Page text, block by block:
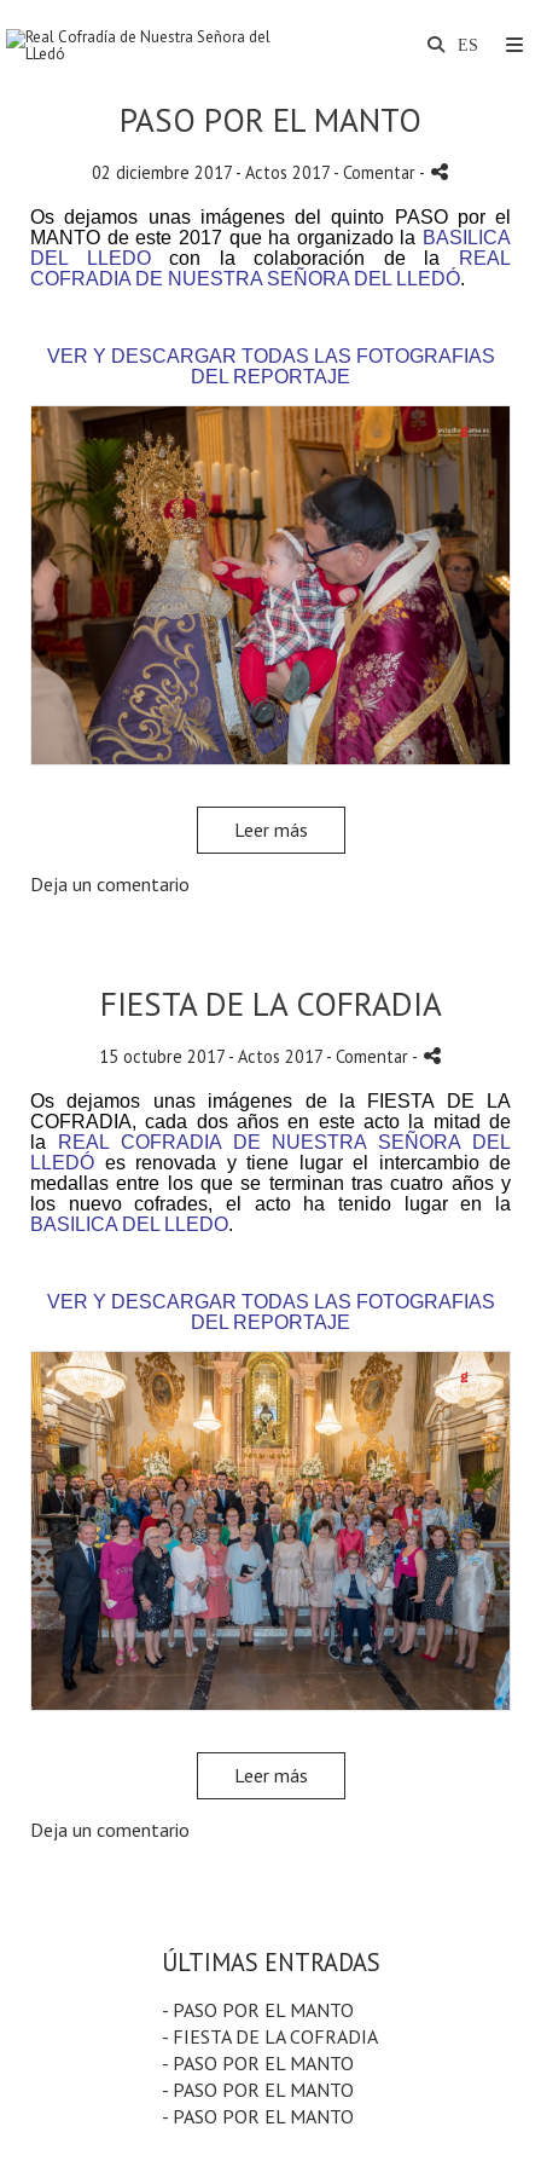
PASO POR EL MANTO
02 diciembre 2017 - Actos 2017 - Comentar -
Os dejamos unas imágenes del quinto PASO por el
MANTO de este 2017 que ha organizado la BASILICA
DEL LLEDOcon la colaboración de la
REAL
COFRADIA DE NUESTRA SEÑORA DEL LLEDÓ.
VER Y DESCARGAR TODAS LAS FOTOGRAFIAS
DEL REPORTAJE
Leer más
Deja un comentario
FIESTA DE LA COFRADIA
15 octubre 2017 - Actos 2017 - Comentar -
Os dejamos unas imágenes de la FIESTA DE LA
COFRADIA, cada dos años en este acto la mitad de
la
REAL COFRADIA DE NUESTRA SEÑORA DEL
LLEDÓ es renovada y tiene lugar el intercambio de
medallas entre los que se terminan tras cuatro años y
los nuevo cofrades, el acto ha tenido lugar en la
BASILICA DEL LLEDO.
VER Y DESCARGAR TODAS LAS FOTOGRAFIAS
DEL REPORTAJE
Leer más
Deja un comentario
ÚLTIMAS ENTRADAS
- PASO POR EL MANTO
- FIESTA DE LA COFRADIA
- PASO POR EL MANTO
- PASO POR EL MANTO
- PASO POR EL MANTO